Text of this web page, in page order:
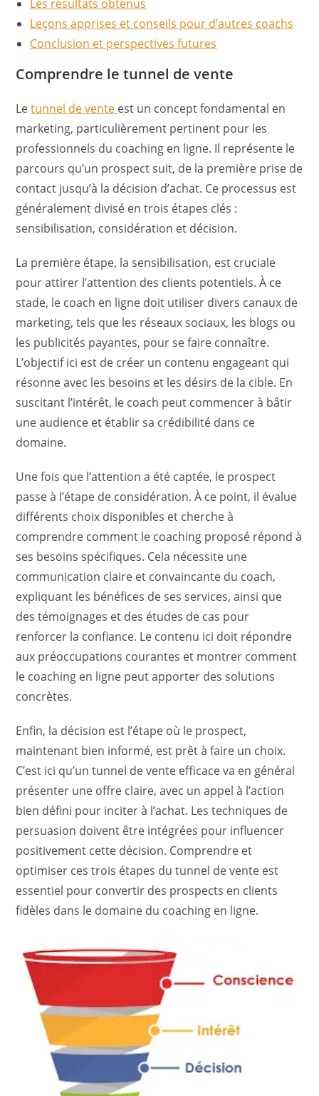
Les résultats obtenus
Leçons apprises et conseils pour d’autres coachs
Conclusion et perspectives futures
Comprendre le tunnel de vente
Letunnel de vente est un concept fondamental en
marketing, particulièrement pertinent pour les
professionnels du coaching en ligne. Il représente le
parcours qu’un prospect suit, de la première prise de
contact jusqu’à la décision d’achat. Ce processus est
généralement divisé en trois étapes clés :
sensibilisation, considération et décision.
La première étape, la sensibilisation, est cruciale
pour attirer l’attention des clients potentiels. À ce
stade, le coach en ligne doit utiliser divers canaux de
marketing, tels que les réseaux sociaux, les blogs ou
les publicités payantes, pour se faire connaître.
L’objectif ici est de créer un contenu engageant qui
résonne avec les besoins et les désirs de la cible. En
suscitant l’intérêt, le coach peut commencer à bâtir
une audience et établir sa crédibilité dans ce
domaine.
Une fois que l’attention a été captée, le prospect
passe à l’étape de considération. À ce point, il évalue
différents choix disponibles et cherche à
comprendre comment le coaching proposé répond à
ses besoins spécifiques. Cela nécessite une
communication claire et convaincante du coach,
expliquant les bénéfices de ses services, ainsi que
des témoignages et des études de cas pour
renforcer la confiance. Le contenu ici doit répondre
aux préoccupations courantes et montrer comment
le coaching en ligne peut apporter des solutions
concrètes.
Enfin, la décision est l’étape où le prospect,
maintenant bien informé, est prêt à faire un choix.
C’est ici qu’un tunnel de vente efficace va en général
présenter une offre claire, avec un appel à l’action
bien défini pour inciter à l’achat. Les techniques de
persuasion doivent être intégrées pour influencer
positivement cette décision. Comprendre et
optimiser ces trois étapes du tunnel de vente est
essentiel pour convertir des prospects en clients
fidèles dans le domaine du coaching en ligne.